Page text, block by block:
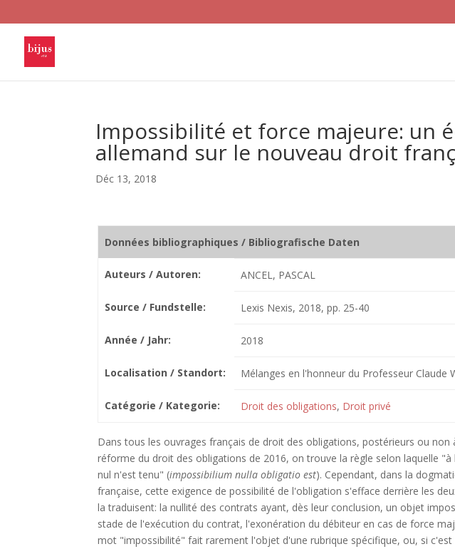
Impossibilité et force majeure: un
allemand sur le nouveau droit
Déc 13, 2018
Données bibliographiques / Bibliografische Daten
Auteurs / Autoren: ANCEL, PASCAL
Source / Fundstelle: Lexis Nexis, 2018, pp. 25-40
Année / Jahr: 2018
Localisation / Standort: Mélanges en l'honneur du Professeur Claude
Catégorie / Kategorie: Droit des obligations, Droit privé
Dans tous les ouvrages français de droit des obligations, postérieurs ou non
réforme du droit des obligations de 2016, on trouve la règle selon laquelle "à
nul n'est tenu" (impossibilium nulla obligatio est). Cependant, dans la
française, cette exigence de possibilité de l'obligation s'efface derrière les
la traduisent: la nullité des contrats ayant, dès leur conclusion, un objet
stade de l'exécution du contrat, l'exonération du débiteur en cas de force
mot "impossibilité" fait rarement l'objet d'une rubrique spécifique, ou, si c'est